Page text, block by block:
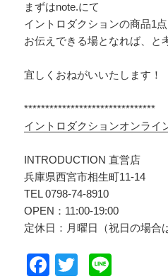
まずはnote.にて
イントロダクションの商品1
お伝えできる場となれば、と
宜しくおねがいいたします！
*******************************
イントロダクションオンライ
INTRODUCTION 直営店
兵庫県西宮市相生町11-14
TEL 0798-74-8910
OPEN：11:00-19:00
定休日：月曜日（祝日の場合
F
T